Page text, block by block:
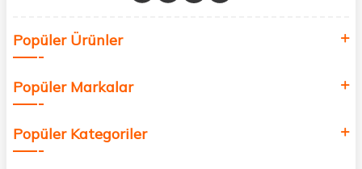
değer katmak için bize katılın!
Popüler Ürünler
Popüler Markalar
Popüler Kategoriler